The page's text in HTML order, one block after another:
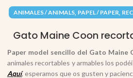
ANIMALES / ANIMALS, PAPEL / PAPER,
Gato Maine Coon
Paper model sencillo del Gato Maine
animales recortables y armables los
Aquí, esperamos que os gusten y